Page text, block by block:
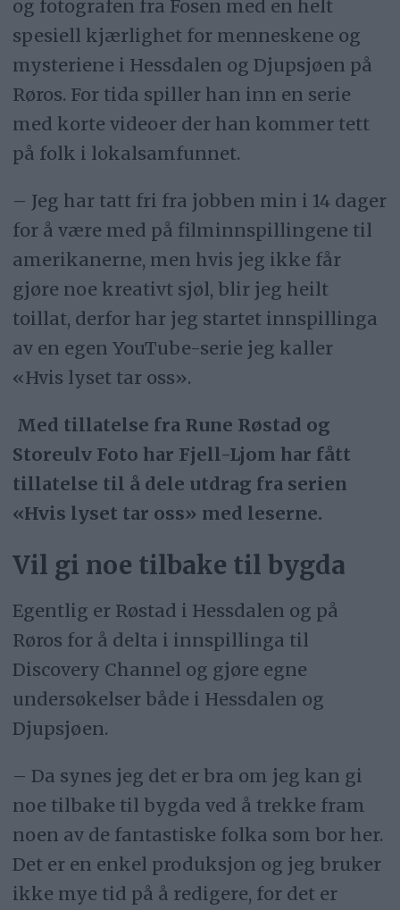
og fotografen fra Fosen med en helt
spesiell kjærlighet for menneskene og
mysteriene i Hessdalen og Djupsjøen på
Røros. For tida spiller han inn en serie
med korte videoer der han kommer tett
på folk i lokalsamfunnet.
– Jeg har tatt fri fra jobben min i 14 dager
for å være med på filminnspillingene til
amerikanerne, men hvis jeg ikke får
gjøre noe kreativt sjøl, blir jeg heilt
toillat, derfor har jeg startet innspillinga
av en egen YouTube-serie jeg kaller
«Hvis lyset tar oss».
Med tillatelse fra Rune Røstad og
Storeulv Foto har Fjell-Ljom har fått
tillatelse til å dele utdrag fra serien
«Hvis lyset tar oss» med leserne.
Vil gi noe tilbake til bygda
Egentlig er Røstad i Hessdalen og på
Røros for å delta i innspillinga til
Discovery Channel og gjøre egne
undersøkelser både i Hessdalen og
Djupsjøen.
– Da synes jeg det er bra om jeg kan gi
noe tilbake til bygda ved å trekke fram
noen av de fantastiske folka som bor her.
Det er en enkel produksjon og jeg bruker
ikke mye tid på å redigere, for det er